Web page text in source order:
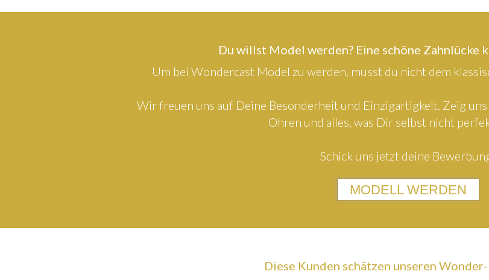
Du willst Model werden? Eine schöne Zahnlücke
Um bei Wondercast Model zu werden, musst du nicht dem
Wir freuen uns auf Deine Besonderheit und Einzigartigkeit. Zeig
Ohren und alles, was Dir selbst nicht
Schick uns jetzt deine
MODELL WERDEN
Diese Kunden schätzen unseren